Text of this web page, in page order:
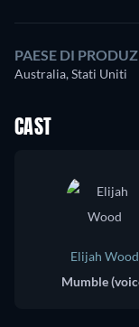
PAESE DI
Australia, Stati Uniti
CAST
Elijah Wood
Mumble